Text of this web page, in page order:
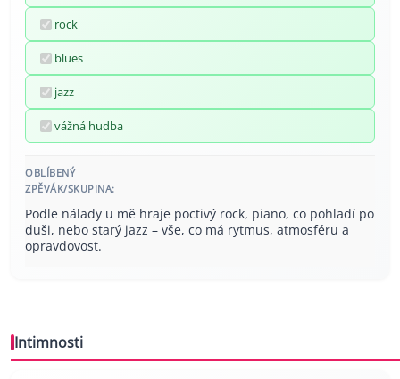
rock
blues
jazz
vážná hudba
OBLÍBENÝ
ZPĚVÁK/SKUPINA:
Podle nálady u mě hraje poctivý rock, piano, co pohladí po
duši, nebo starý jazz – vše, co má rytmus, atmosféru a
opravdovost.
Intimnosti